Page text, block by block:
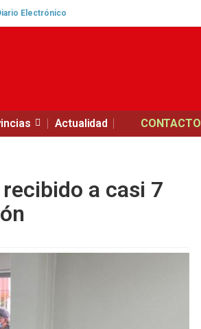
Electrónico
Actualidad CONTACTO
a casi 7